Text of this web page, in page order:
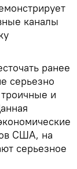
каналы
ранее
серьезно
и
США, на
серьезное